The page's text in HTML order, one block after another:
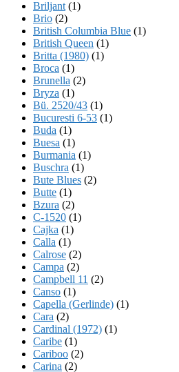
Briljant (1)
Brio (2)
British Columbia Blue (1)
British Queen (1)
Britta (1980) (1)
Broca (1)
Brunella (2)
Bryza (1)
Bü. 2520/43 (1)
Bucuresti 6-53 (1)
Buda (1)
Buesa (1)
Burmania (1)
Buschra (1)
Bute Blues (2)
Butte (1)
Bzura (2)
C-1520 (1)
Cajka (1)
Calla (1)
Calrose (2)
Campa (2)
Campbell 11 (2)
Canso (1)
Capella (Gerlinde) (1)
Cara (2)
Cardinal (1972) (1)
Caribe (1)
Cariboo (2)
Carina (2)